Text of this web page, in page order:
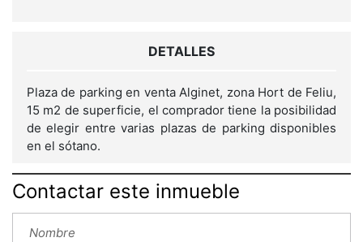
DETALLES
Plaza de parking en venta Alginet, zona Hort de Feliu,
15 m2 de superficie, el comprador tiene la posibilidad
de elegir entre varias plazas de parking disponibles
en el sótano.
Contactar este inmueble